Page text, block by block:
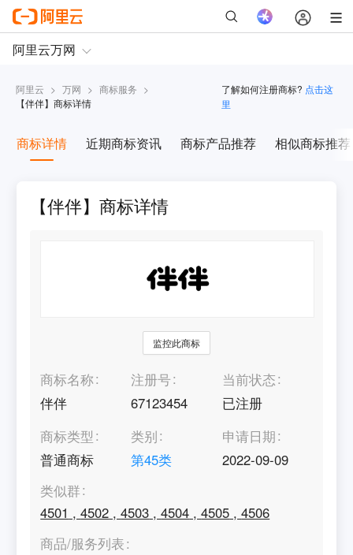
阿里云 > 万网 > 商标服务 >
【伴伴】商标详情
了解如何注册商标? 点击这
里
商标详情 近期商标资讯 商标产品推荐 相似商标推荐
【伴伴】商标详情
监控此商标
商标名称
伴伴
注册号
67123454
当前状态
已注册
商标类型
普通商标
类别
第45类
申请日期
2022-09-09
类似群
4501 ,4502 ,4503 ,4504 ,4505 ,4506
商品/服务列表